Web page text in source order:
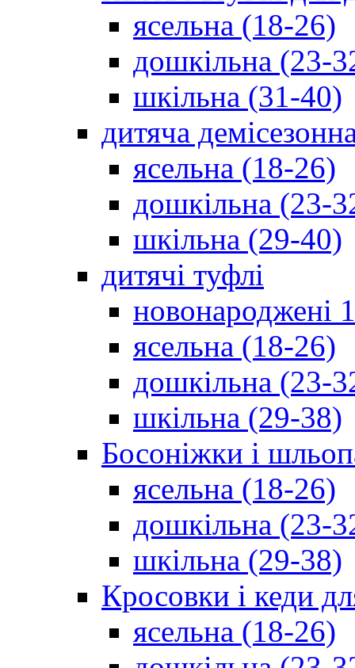
ясельна (18-26)
дошкільна (23-
шкільна (31-40)
дитяча
ясельна (18-26)
дошкільна (23-
шкільна (29-40)
дитячі туфлі
новонароджені
ясельна (18-26)
дошкільна (23-
шкільна (29-38)
Босоніжки і
ясельна (18-26)
дошкільна (23-
шкільна (29-38)
Кросовки і кеди
ясельна (18-26)